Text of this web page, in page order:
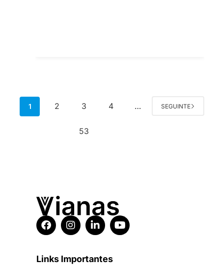
1 2 3 4 …
53
SEGUINTE
Links Importantes